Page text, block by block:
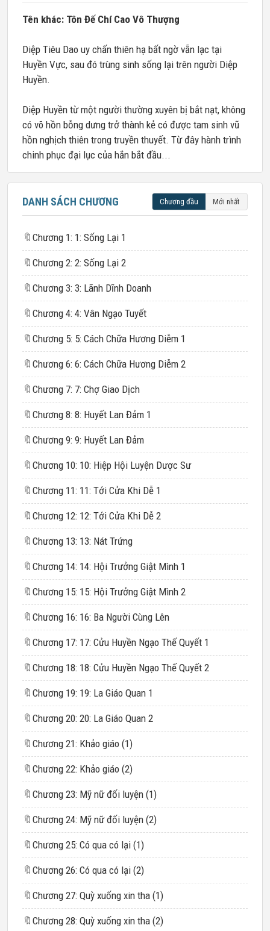
Tên khác: Tôn Đế Chí Cao Vô Thượng
Diệp Tiêu Dao uy chấn thiên hạ bất ngờ vẫn lạc tại
Huyền Vực, sau đó trùng sinh sống lại trên người Diệp
Huyền.
Diệp Huyền từ một người thường xuyên bị bắt nạt, không
có võ hồn bỗng dưng trở thành kẻ có được tam sinh vũ
hồn nghịch thiên trong truyền thuyết. Từ đây hành trình
chinh phục đại lục của hắn bắt đầu...
DANH SÁCH CHƯƠNG Chương đầu Mới nhất
🔖 Chương 1: 1: Sống Lại 1
🔖 Chương 2: 2: Sống Lại 2
🔖 Chương 3: 3: Lãnh Dĩnh Doanh
🔖 Chương 4: 4: Vân Ngạo Tuyết
🔖 Chương 5: 5: Cách Chữa Hương Diễm 1
🔖 Chương 6: 6: Cách Chữa Hương Diễm 2
🔖 Chương 7: 7: Chợ Giao Dịch
🔖 Chương 8: 8: Huyết Lan Đảm 1
🔖 Chương 9: 9: Huyết Lan Đảm
🔖 Chương 10: 10: Hiệp Hội Luyện Dược Sư
🔖 Chương 11: 11: Tới Cửa Khi Dễ 1
🔖 Chương 12: 12: Tới Cửa Khi Dễ 2
🔖 Chương 13: 13: Nát Trứng
🔖 Chương 14: 14: Hội Trưởng Giật Mình 1
🔖 Chương 15: 15: Hội Trưởng Giật Mình 2
🔖 Chương 16: 16: Ba Người Cùng Lên
🔖 Chương 17: 17: Cửu Huyền Ngạo Thế Quyết 1
🔖 Chương 18: 18: Cửu Huyền Ngạo Thế Quyết 2
🔖 Chương 19: 19: La Giáo Quan 1
🔖 Chương 20: 20: La Giáo Quan 2
🔖 Chương 21: Khảo giáo (1)
🔖 Chương 22: Khảo giáo (2)
🔖 Chương 23: Mỹ nữ đối luyện (1)
🔖 Chương 24: Mỹ nữ đối luyện (2)
🔖 Chương 25: Có qua có lại (1)
🔖 Chương 26: Có qua có lại (2)
🔖 Chương 27: Quỳ xuống xin tha (1)
🔖 Chương 28: Quỳ xuống xin tha (2)